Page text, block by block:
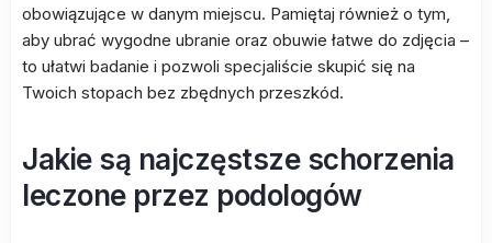
obowiązujące w danym miejscu. Pamiętaj również o tym,
aby ubrać wygodne ubranie oraz obuwie łatwe do zdjęcia –
to ułatwi badanie i pozwoli specjaliście skupić się na
Twoich stopach bez zbędnych przeszkód.
Jakie są najczęstsze schorzenia
leczone przez podologów